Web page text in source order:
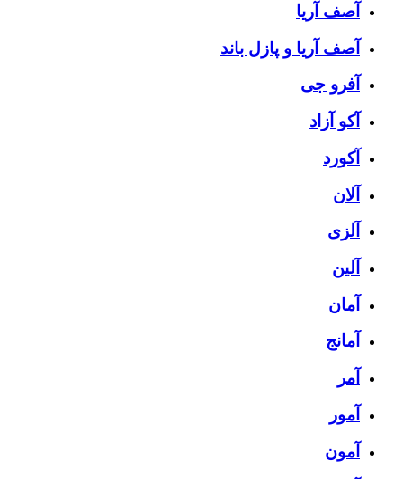
آصف آریا
آصف آریا و پازل باند
آفرو جی
آکو آزاد
آکورد
آلان
آلزی
آلین
آمان
آمانج
آمر
آمور
آمون